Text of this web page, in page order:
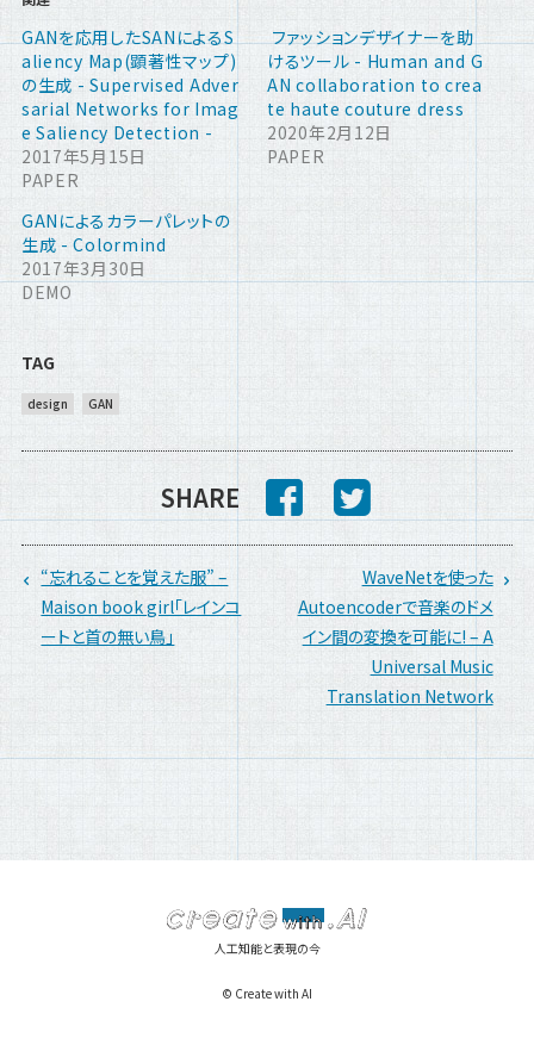
GANを応用したSANによるS
aliency Map(顕著性マップ)
の生成 - Supervised Adver
sarial Networks for Imag
e Saliency Detection -
2017年5月15日
PAPER
ファッションデザイナーを助
けるツール - Human and G
AN collaboration to crea
te haute couture dress
2020年2月12日
PAPER
GANによるカラーパレットの
生成 - Colormind
2017年3月30日
DEMO
TAG
design GAN
SHARE
“忘れることを覚えた服” –
Maison book girl「レインコ
ートと首の無い鳥」
WaveNetを使った
Autoencoderで音楽のドメ
イン間の変換を可能に! – A
Universal Music
Translation Network
人工知能と表現の今
© Create with AI